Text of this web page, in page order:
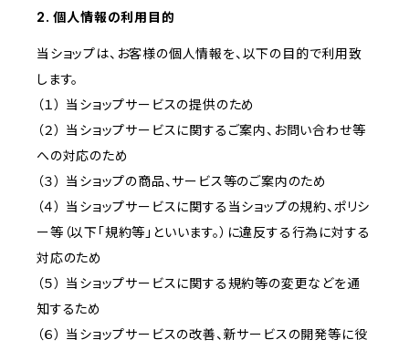
2. 個人情報の利用目的
当ショップは、お客様の個人情報を、以下の目的で利用致
します。
（１） 当ショップサービスの提供のため
（２） 当ショップサービスに関するご案内、お問い合わせ等
への対応のため
（３） 当ショップの商品、サービス等のご案内のため
（４） 当ショップサービスに関する当ショップの規約、ポリシ
ー等（以下「規約等」といいます。）に違反する行為に対する
対応のため
（５） 当ショップサービスに関する規約等の変更などを通
知するため
（６） 当ショップサービスの改善、新サービスの開発等に役